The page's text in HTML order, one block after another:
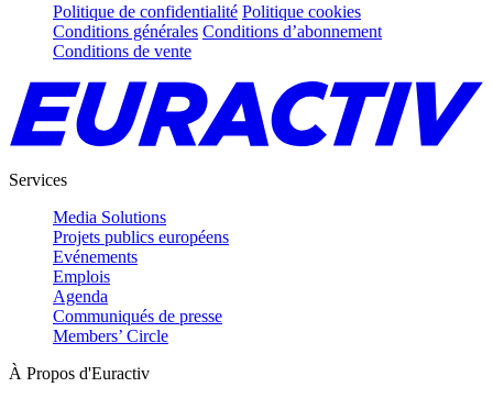
Politique de confidentialité Politique cookies
Conditions générales Conditions d’abonnement
Conditions de vente
Services
Media Solutions
Projets publics européens
Evénements
Emplois
Agenda
Communiqués de presse
Members’ Circle
À Propos d'Euractiv